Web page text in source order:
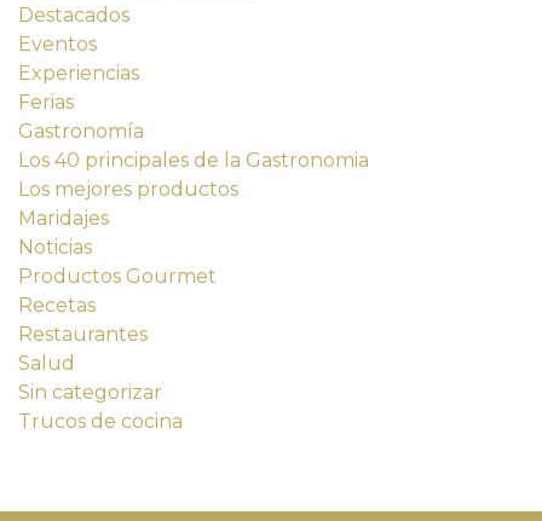
Destacados
Eventos
Experiencias
Ferias
Gastronomía
Los 40 principales de la Gastronomia
Los mejores productos
Maridajes
Noticias
Productos Gourmet
Recetas
Restaurantes
Salud
Sin categorizar
Trucos de cocina